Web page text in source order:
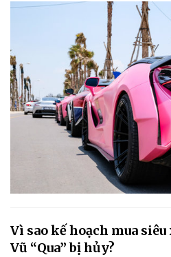
Vì sao kế hoạch mua
Vũ “Qua” bị hủy?